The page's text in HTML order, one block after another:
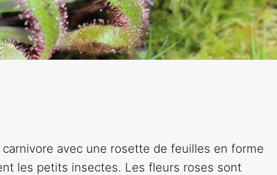
avec une rosette de feuilles en forme
les petits insectes. Les fleurs roses sont